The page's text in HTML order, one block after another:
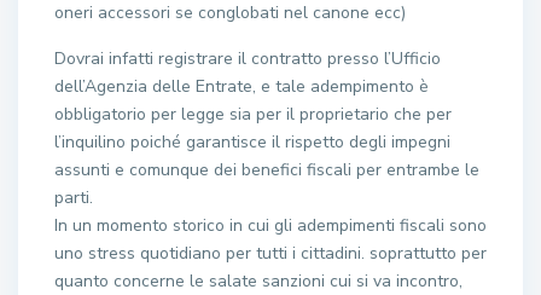
oneri accessori se conglobati nel canone ecc)
Dovrai infatti registrare il contratto presso l’Ufficio
dell’Agenzia delle Entrate, e tale adempimento è
obbligatorio per legge sia per il proprietario che per
l’inquilino poiché garantisce il rispetto degli impegni
assunti e comunque dei benefici fiscali per entrambe le
parti.
In un momento storico in cui gli adempimenti fiscali sono
uno stress quotidiano per tutti i cittadini. soprattutto per
quanto concerne le salate sanzioni cui si va incontro,